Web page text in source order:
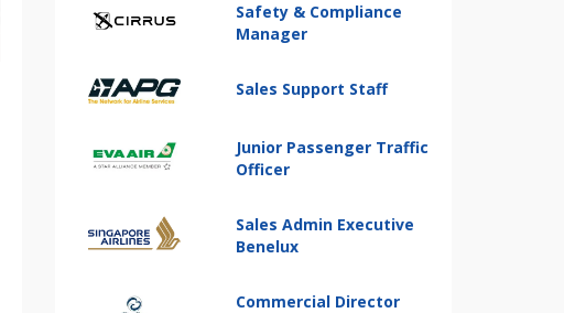
Safety & Compliance
Manager
Sales Support Staff
Junior Passenger Traffic
Officer
Sales Admin Executive
Benelux
Commercial Director